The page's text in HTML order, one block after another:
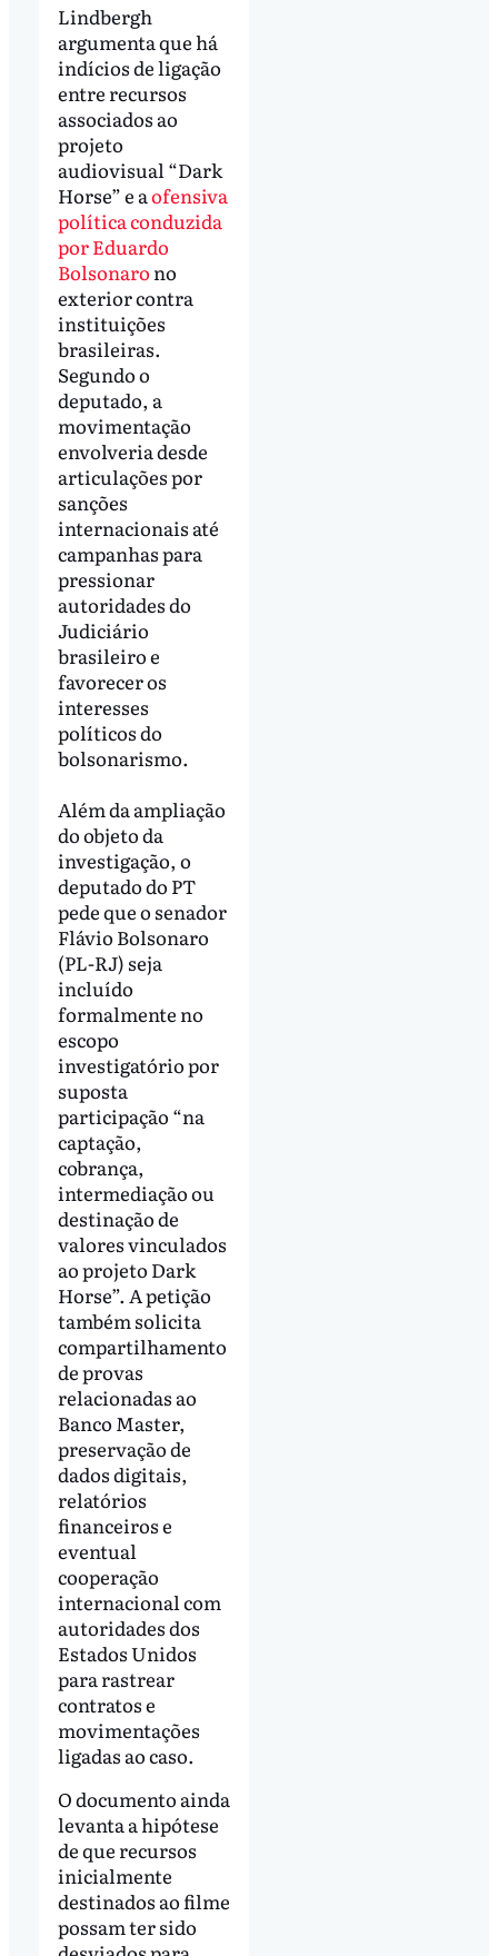
Lindbergh
argumenta que há
indícios de ligação
entre recursos
associados ao
projeto
audiovisual “Dark
Horse” e aofensiva
política conduzida
por Eduardo
Bolsonaro no
exterior contra
instituições
brasileiras.
Segundo o
deputado, a
movimentação
envolveria desde
articulações por
sanções
internacionais até
campanhas para
pressionar
autoridades do
Judiciário
brasileiro e
favorecer os
interesses
políticos do
bolsonarismo.
Além da ampliação
do objeto da
investigação, o
deputado do PT
pede que o senador
Flávio Bolsonaro
(PL-RJ) seja
incluído
formalmente no
escopo
investigatório por
suposta
participação “na
captação,
cobrança,
intermediação ou
destinação de
valores vinculados
ao projeto Dark
Horse”. A petição
também solicita
compartilhamento
de provas
relacionadas ao
Banco Master,
preservação de
dados digitais,
relatórios
financeiros e
eventual
cooperação
internacional com
autoridades dos
Estados Unidos
para rastrear
contratos e
movimentações
ligadas ao caso.
O documento ainda
levanta a hipótese
de que recursos
inicialmente
destinados ao filme
possam ter sido